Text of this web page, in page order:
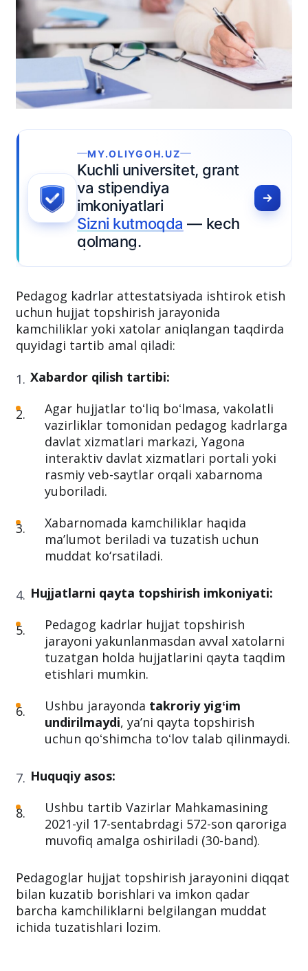
universitet, grant
— kech
Pedagog kadrlar attestatsiyada ishtirok etish
kamchiliklar yoki xatolar aniqlangan taqdirda
Xabardor qilish tartibi:
Agar hujjatlar toʻliq boʻlmasa, vakolatli
vazirliklar tomonidan pedagog kadrlarga
davlat xizmatlari markazi, Yagona
rasmiy veb-saytlar orqali xabarnoma
yuboriladi.
ma’lumot beriladi va tuzatish uchun
muddat ko‘rsatiladi.
Hujjatlarni qayta topshirish imkoniyati:
Pedagog kadrlar hujjat topshirish
tuzatgan holda hujjatlarini qayta taqdim
etishlari mumkin.
undirilmaydi
uchun qoʻshimcha toʻlov talab qilinmaydi.
Huquqiy asos:
2021-yil 17-sentabrdagi 572-son qaroriga
muvofiq amalga oshiriladi (30-band).
Pedagoglar hujjat topshirish jarayonini diqqat